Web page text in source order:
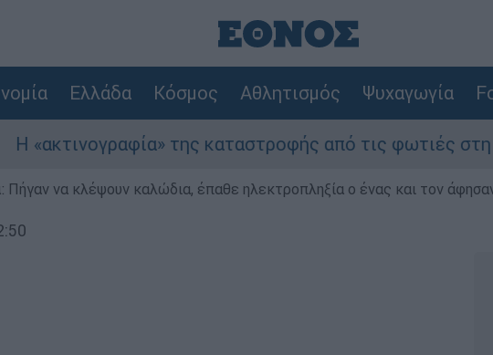
Ελλάδα Κόσμος Αθλητισμός Ψυχαγωγία
της καταστροφής από τις φωτιές στη
Πήγαν να κλέψουν καλώδια, έπαθε ηλεκτροπληξία ο ένας και τον